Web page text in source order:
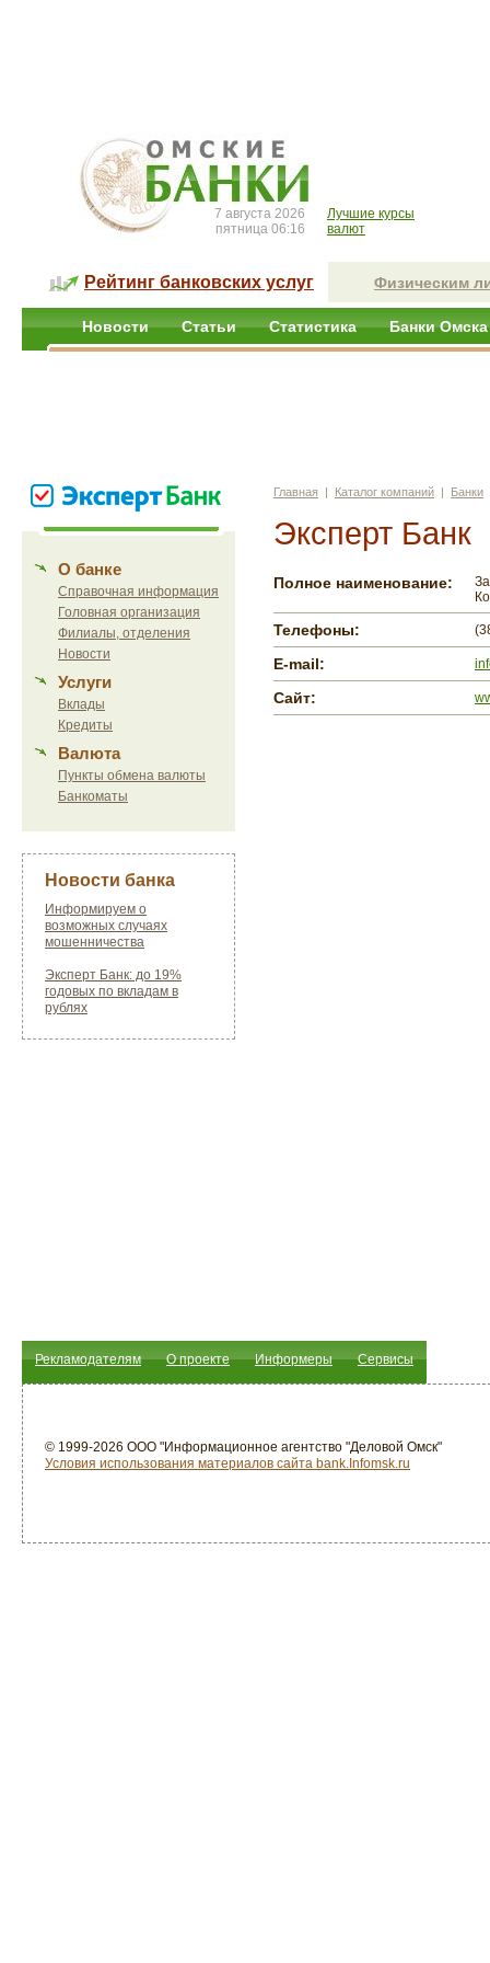
7 августа 2026
пятница 06:16
Лучшие курсы
валют
Рейтинг банковских услуг Физическим
Новости Статьи Статистика Банки Омска
О банке
Справочная информация
Головная организация
Филиалы, отделения
Новости
Услуги
Вклады
Кредиты
Валюта
Пункты обмена валюты
Банкоматы
Новости банка
Информируем о
возможных случаях
мошенничества
Эксперт Банк: до 19%
годовых по вкладам в
рублях
Главная | Каталог компаний | Банки
Эксперт Банк
Полное наименование:
Телефоны:
E-mail:
Сайт:
Рекламодателям О проекте Информеры Сервисы
© 1999-2026 ООО "Информационное агентство "Деловой Омск"
Условия использования материалов сайта bank.Infomsk.ru